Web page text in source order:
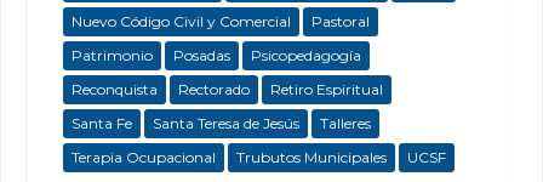
Nuevo Código Civil y Comercial
Pastoral
Patrimonio
Posadas
Psicopedagogía
Reconquista
Rectorado
Retiro Espiritual
Santa Fe
Santa Teresa de Jesús
Talleres
Terapia Ocupacional
Trubutos Municipales UCSF